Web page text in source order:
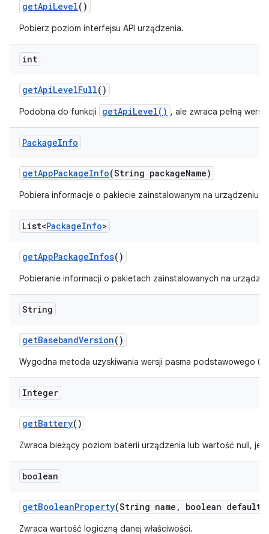
getApiLevel()
Pobierz poziom interfejsu API urządzenia.
int
getApiLevelFull()
Podobna do funkcji getApiLevel() , ale zwraca pełną
PackageInfo
getAppPackageInfo(String packageName)
Pobiera informacje o pakiecie zainstalowanym na urządzeniu.
List<PackageInfo>
getAppPackageInfos()
Pobieranie informacji o pakietach zainstalowanych na
String
getBasebandVersion()
Wygodna metoda uzyskiwania wersji pasma podstawowego
Integer
getBattery()
Zwraca bieżący poziom baterii urządzenia lub wartość null,
boolean
getBooleanProperty(String name , boolean default
Zwraca wartość logiczną danej właściwości.